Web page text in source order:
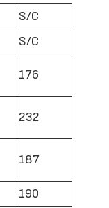
S/C
S/C
176
232
187
190